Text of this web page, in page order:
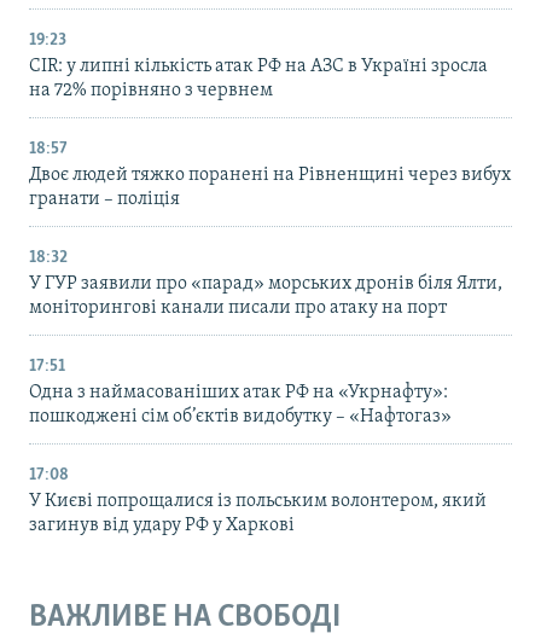
19:23
CIR: у липні кількість атак РФ на АЗС в Україні зросла
на 72% порівняно з червнем
18:57
Двоє людей тяжко поранені на Рівненщині через вибух
гранати – поліція
18:32
У ГУР заявили про «парад» морських дронів біля Ялти,
моніторингові канали писали про атаку на порт
17:51
Одна з наймасованіших атак РФ на «Укрнафту»:
пошкоджені сім об’єктів видобутку – «Нафтогаз»
17:08
У Києві попрощалися із польським волонтером, який
загинув від удару РФ у Харкові
ВАЖЛИВЕ НА СВОБОДІ